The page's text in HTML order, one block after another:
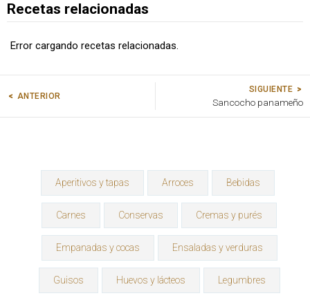
Recetas relacionadas
Error cargando recetas relacionadas.
ANTERIOR
SIGUIENTE
Sancocho panameño
Aperitivos y tapas Arroces Bebidas
Carnes Conservas Cremas y purés
Empanadas y cocas Ensaladas y verduras
Guisos Huevos y lácteos Legumbres